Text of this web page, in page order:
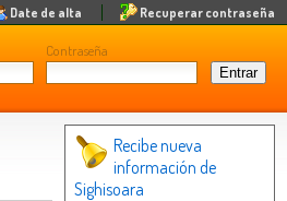
Contraseña
Date de alta Recuperar contraseña
Recibe nueva
información de
Sighisoara